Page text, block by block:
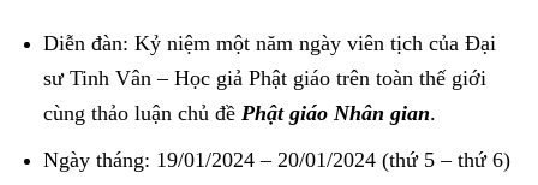
Diễn đàn: Kỷ niệm một năm ngày viên tịch của Đại
sư Tinh Vân – Học giả Phật giáo trên toàn thế giới
cùng thảo luận chủ đề Phật giáo Nhân gian.
Ngày tháng: 19/01/2024 – 20/01/2024 (thứ 5 – thứ 6)